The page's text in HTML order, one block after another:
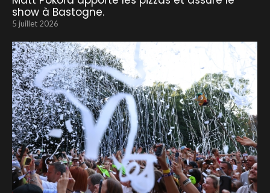
show à Bastogne.
5 juillet 2026